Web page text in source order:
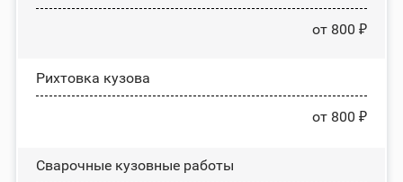
от 800 ₽
Рихтовка кузова
от 800 ₽
Сварочные кузовные работы